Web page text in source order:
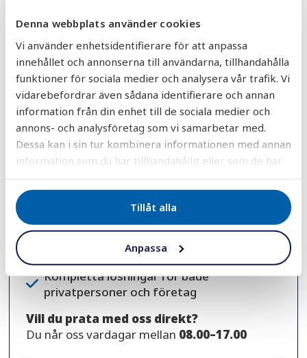
Denna webbplats använder cookies
Vi använder enhetsidentifierare för att anpassa
innehållet och annonserna till användarna, tillhandahålla
funktioner för sociala medier och analysera vår trafik. Vi
vidarebefordrar även sådana identifierare och annan
information från din enhet till de sociala medier och
annons- och analysföretag som vi samarbetar med.
Dessa kan i sin tur kombinera informationen med annan
information som du har tillhandahållit eller som de har
Tillåt alla
Anpassa
Dimensionering och tekniska frågor
Prisförslag och offertförfrågningar
Reservdelar och kompatibilitet
Leverans- och lagerfrågor
Nya beställningar och projektplanering
Varför välja AquaGruppen?
Över 30 års erfarenhet inom vattenfilter
Personlig rådgivning från kunniga
Noggrant utvalda kvalitetsprodukter
Trygg support före, under och efter köpet
Kompletta lösningar för både
privatpersoner och företag
Vill du prata med oss direkt?
Du når oss vardagar mellan 08.00–17.00